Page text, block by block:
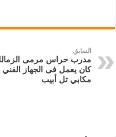
السابق
مدرب حراس مرمى
كان يعمل فى الجهاز الفني
مكابي تل أبيب